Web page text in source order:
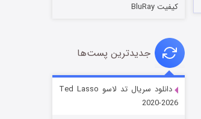
کیفیت BluRay
جدیدترین پست‌ها
دانلود سریال تد لاسو Ted Lasso
2020-2026